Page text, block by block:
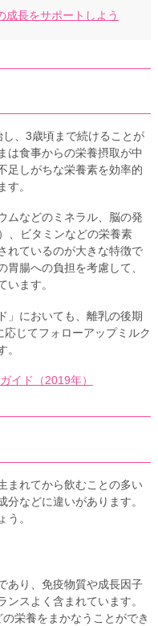
成長をサポートしよう
、3歳頃まで続けることが
は食事からの栄養摂取が中
足しがちな栄養素を効率的
。
ムなどのミネラル、脳の発
、ビタミンなどの栄養素
れているのが大きな特徴で
腸への負担を考慮して、
ます。
」においても、離乳の後期
応じてフォローアップミルク
イド（2019年）
まれてから飲むことの多い
などに違いがあります。
。
あり、免疫物質や成長因子
スよく含まれています。
栄養をまかなうことができ